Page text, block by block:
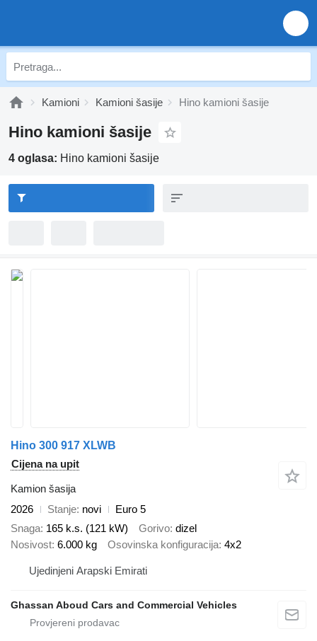
Kamioni Kamioni šasije Hino kamioni šasije
Hino kamioni šasije
4 oglasa: Hino kamioni šasije
Hino 300 917 XLWB
Cijena na upit
Kamion šasija
2026
Stanje novi
Euro 5
Snaga 165 k.s. (121 kW) Gorivo dizel
Nosivost 6.000 kg Osovinska konfiguracija 4x2
Ujedinjeni Arapski Emirati
Ghassan Aboud Cars and Commercial Vehicles